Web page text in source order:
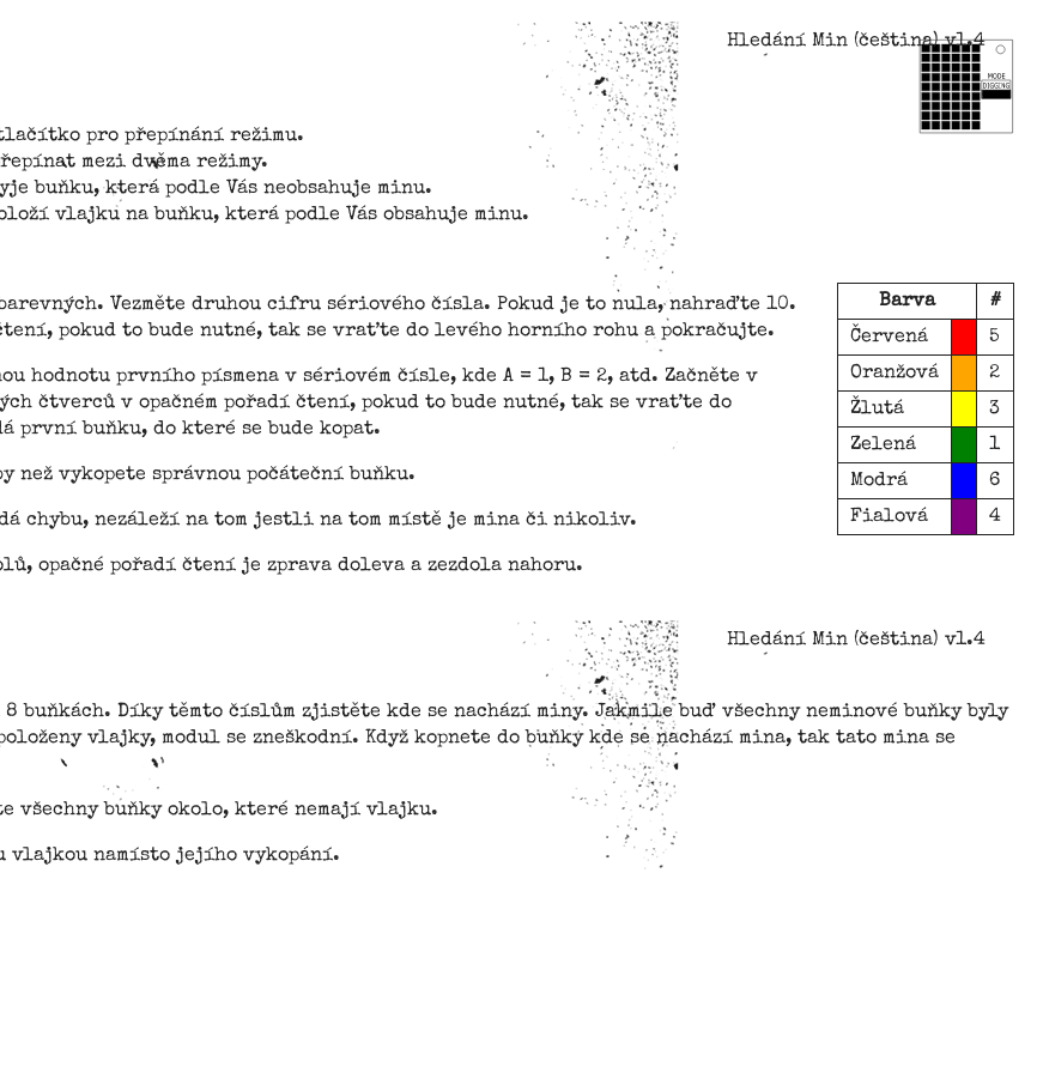
Hledání Min (čeština) v1.4
tlačítko pro přepínání režimu.
mezi dvěma režimy.
buňku, která podle Vás neobsahuje minu.
vlajku na buňku, která podle Vás obsahuje minu.
Barva
#
Červená
5
Oranžová
2
Žlutá
3
Zelená
1
Modrá
6
Fialová
4
Vezměte druhou cifru sériového čísla. Pokud je to nula, nahraďte 10.
pokud to bude nutné, tak se vraťte do levého horního rohu a pokračujte.
prvního písmena v sériovém čísle, kde A = 1, B = 2, atd. Začněte v
čtverců v opačném pořadí čtení, pokud to bude nutné, tak se vraťte do
první buňku, do které se bude kopat.
než vykopete správnou počáteční buňku.
dá chybu, nezáleží na tom jestli na tom místě je mina či nikoliv.
opačné pořadí čtení je zprava doleva a zezdola nahoru.
Hledání Min (čeština) v1.4
Díky těmto číslům zjistěte kde se nachází miny. Jakmile buď všechny neminové buňky byly
vlajky, modul se zneškodní. Když kopnete do buňky kde se nachází mina, tak tato mina se
všechny buňky okolo, které nemají vlajku.
vlajkou namísto jejího vykopání.